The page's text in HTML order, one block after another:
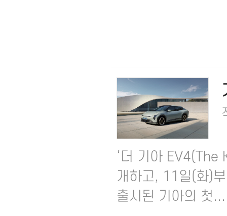
‘더 기아 EV4(The
개하고, 11일(화)
출시된 기아의 첫...